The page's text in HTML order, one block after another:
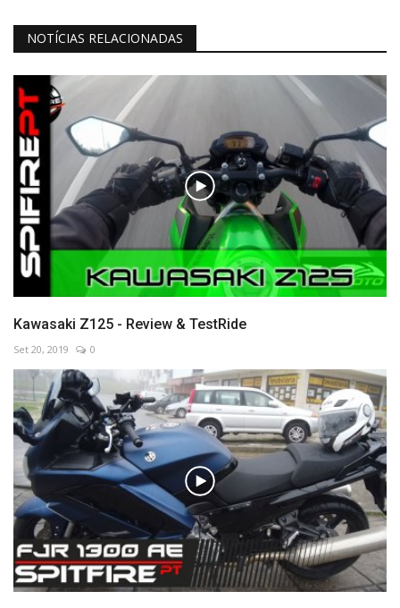
NOTÍCIAS RELACIONADAS
Kawasaki Z125 - Review & TestRide
Set 20, 2019 0